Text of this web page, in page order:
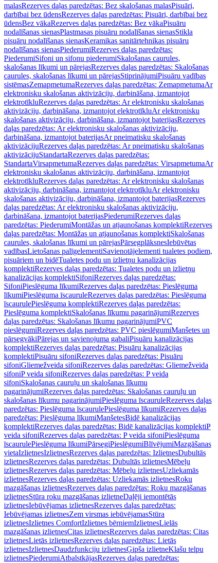
malasRezerves daļas paredzētas: Bez skalošanas malasPisuāri,
darbībai bez ūdensRezerves daļas paredzētas: Pisuāri, darbībai bez
ūdensBez vākaRezerves daļas paredzētas: Bez vākaPisuāru
nodalīšanas sienasPlastmasas pisuāru nodalīšanas sienasStikla
pisuāru nodalīšanas sienasKeramikas sanitārtehnikas pisuāru
nodalīšanas sienasPiederumiRezerves daļas paredzētas:
PiederumiSifoni un sifonu piederumiSkalošanas caurules,
skalošanas līkumi un pārejasRezerves daļas paredzētas: Skalošanas
caurules, skalošanas līkumi un pārejasStiprinājumiPisuāru vadības
sistēmasZemapmetumaRezerves daļas paredzētas: ZemapmetumaAr
elektronisku skalošanas aktivizāciju, darbināšana, izmantojot
elektrotīkluRezerves daļas paredzētas: Ar elektronisku skalošanas
aktivizāciju, darbināšana, izmantojot elektrotīkluAr elektronisku
skalošanas aktivizāciju, darbināšana, izmantojot baterijasRezerves
daļas paredzētas: Ar elektronisku skalošanas aktivizāciju,
darbināšana, izmantojot baterijasAr pneimatisku skalošanas
aktivizācijuRezerves daļas paredzētas: Ar pneimatisku skalošanas
aktivizācijuStandartaRezerves daļas paredzētas:
StandartaVirsapmetumaRezerves daļas paredzētas: VirsapmetumaAr
elektronisku skalošanas aktivizāciju, darbināšana, izmantojot
elektrotīkluRezerves daļas paredzētas: Ar elektronisku skalošanas
aktivizāciju, darbināšana, izmantojot elektrotīkluAr elektronisku
skalošanas aktivizāciju, darbināšana, izmantojot baterijasRezerves
daļas paredzētas: Ar elektronisku skalošanas aktivizāciju,
darbināšana, izmantojot baterijasPiederumiRezerves daļas
paredzētas: PiederumiMontāžas un atjaunošanas komplektiRezerves
daļas paredzētas: Montāžas un atjaunošanas komplektiSkalošanas
caurules, skalošanas līkumi un pārejasPārsegplāksnesIebūvētas
vadībasLietošanas palīgelementiSavienotājelementi tualetes podiem,
pisuāriem un bidēTualetes podu un izlietņu kanalizācijas
komplektiRezerves daļas paredzētas: Tualetes podu un izlietņu
kanalizācijas komplektiSifoniRezerves daļas paredzētas:
SifoniPieslēguma līkumiRezerves daļas paredzētas: Pieslēguma
līkumiPieslēguma īscauruleRezerves daļas paredzētas: Pieslēguma
īscaurulePieslēguma komplektiRezerves daļas paredzētas:
Pieslēguma komplektiSkalošanas līkumu pagarinājumiRezerves
daļas paredzētas: Skalošanas līkumu pagarinājumiPVC
pieslēgumiRezerves daļas paredzētas: PVC pieslēgumiManšetes un
pārsegvākiPārejas un savienojuma gabaliPisuāru kanalizācijas
komplektiRezerves daļas paredzētas: Pisuāru kanalizācijas
komplektiPisuāru sifoniRezerves daļas paredzētas: Pisuāru
sifoniGliemežveida sifoniRezerves daļas paredzētas: Gliemežveida
sifoniP veida sifoniRezerves daļas paredzētas: P veida
sifoniSkalošanas cauruļu un skalošanas līkumu
pagarinājumiRezerves daļas paredzētas: Skalošanas cauruļu un
skalošanas līkumu pagarinājumiPieslēguma īscauruleRezerves daļas
paredzētas: Pieslēguma īscaurulePieslēguma līkumiRezerves daļas
paredzētas: Pieslēguma līkumiManšetesBidē kanalizācijas
komplektiRezerves daļas paredzētas: Bidē kanalizācijas komplektiP
veida sifoniRezerves daļas paredzētas: P veida sifoniPieslēguma
īscaurulePieslēguma līkumiPārsegiPieslēgumiBlīvējumiMazgāšanas
vietaIzlietnesIzlietnesRezerves daļas paredzētas: IzlietnesDubultās
izlietnesRezerves daļas paredzētas: Dubultās izlietnesMēbeļu
izlietnesRezerves daļas paredzētas: Mēbeļu izlietnesUzliekamās
izlietnesRezerves daļas paredzētas: Uzliekamās izlietnesRoku
mazgāšanas izlietnesRezerves daļas paredzētas: Roku mazgāšanas
izlietnesStūra roku mazgāšanas izlietneDaļēji iemontētās
izlietnesIebūvējamas izlietnesRezerves daļas paredzētas:
Iebūvējamas izlietnesZem virsmas iebūvējamasStūra
izlietnesIzlietnes ComfortIzlietnes bērniemIzlietnesLielās
mazgāšanas izlietnesCitas izlietnesRezerves daļas paredzētas: Citas
izlietnesLietās izlietnesRezerves daļas paredzētas: Lietās
izlietnesIzlietnesDaudzfunkciju izlietnesĢipša izlietneKlašu telpu
izlietnesPiederumiAtbalstkājasRezerves daļas paredzētas: